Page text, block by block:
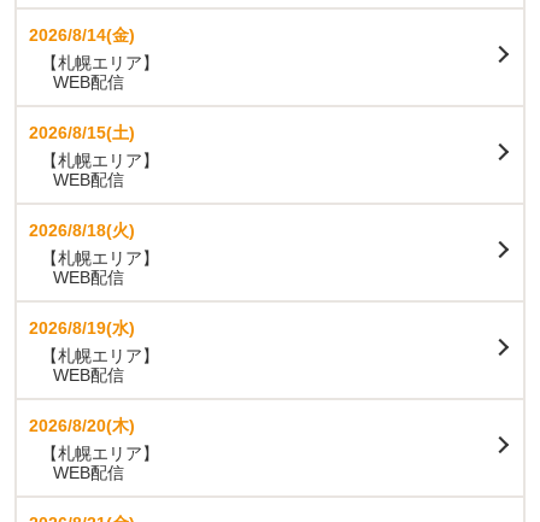
2026/8/14(金)
【札幌エリア】
WEB配信
2026/8/15(土)
【札幌エリア】
WEB配信
2026/8/18(火)
【札幌エリア】
WEB配信
2026/8/19(水)
【札幌エリア】
WEB配信
2026/8/20(木)
【札幌エリア】
WEB配信